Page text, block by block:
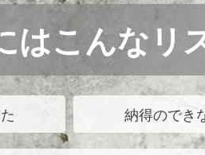
はこんなリ
納得のでき